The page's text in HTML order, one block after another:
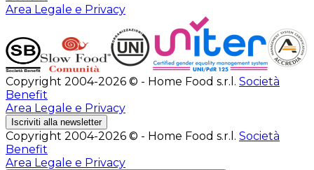
Area Legale e Privacy
Copyright 2004-2026 © - Home Food s.r.l. Società
Benefit
Area Legale e Privacy
Iscriviti alla newsletter
Copyright 2004-2026 © - Home Food s.r.l. Società
Benefit
Area Legale e Privacy